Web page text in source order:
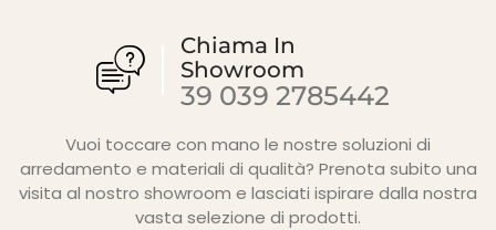
Chiama In
Showroom
39 039 2785442
Vuoi toccare con mano le nostre soluzioni di
arredamento e materiali di qualità? Prenota subito una
visita al nostro showroom e lasciati ispirare dalla nostra
vasta selezione di prodotti.